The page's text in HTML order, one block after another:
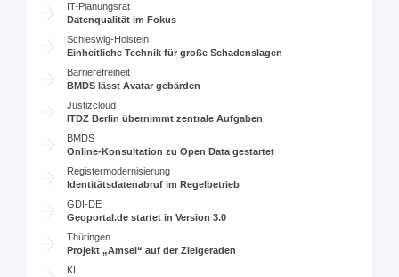
IT-Planungsrat
Datenqualität im Fokus
Schleswig-Holstein
Einheitliche Technik für große Schadenslagen
Barrierefreiheit
BMDS lässt Avatar gebärden
Justizcloud
ITDZ Berlin übernimmt zentrale Aufgaben
BMDS
Online-Konsultation zu Open Data gestartet
Registermodernisierung
Identitätsdatenabruf im Regelbetrieb
GDI-DE
Geoportal.de startet in Version 3.0
Thüringen
Projekt „Amsel“ auf der Zielgeraden
KI